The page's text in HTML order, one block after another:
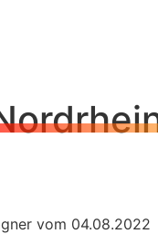
vom 04.08.2022